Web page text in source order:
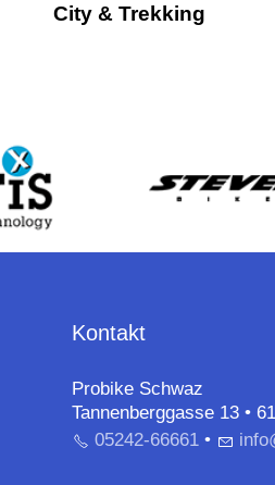
City & Trekking
Kontakt
Probike Schwaz
Tannenberggasse 13 •
05242-66661 • nf